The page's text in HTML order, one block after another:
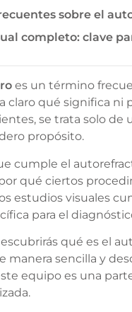
sobre el
completo: clave
es un término
claro qué significa ni
se trata solo
propósito.
cumple el
qué ciertos
estudios visuales
para el
qué es el
manera sencilla y
equipo es una